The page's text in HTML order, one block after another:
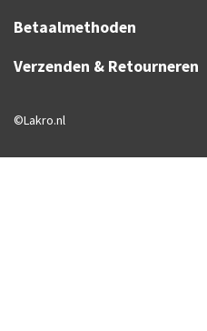
Betaalmethoden
Verzenden & Retourneren
©Lakro.nl